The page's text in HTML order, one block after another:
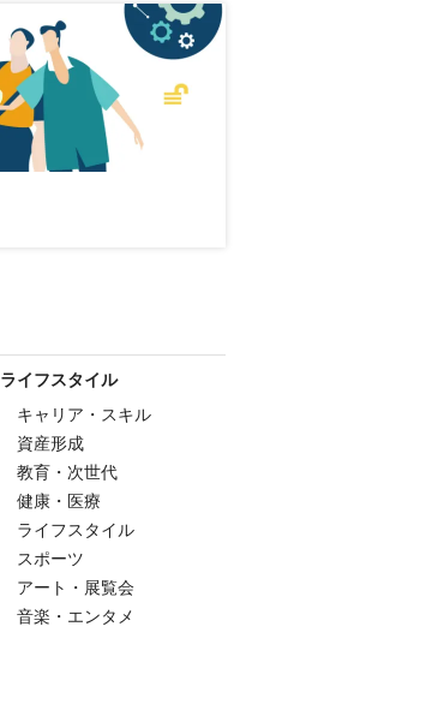
ライフスタイル
キャリア・スキル
資産形成
教育・次世代
健康・医療
ライフスタイル
スポーツ
アート・展覧会
音楽・エンタメ